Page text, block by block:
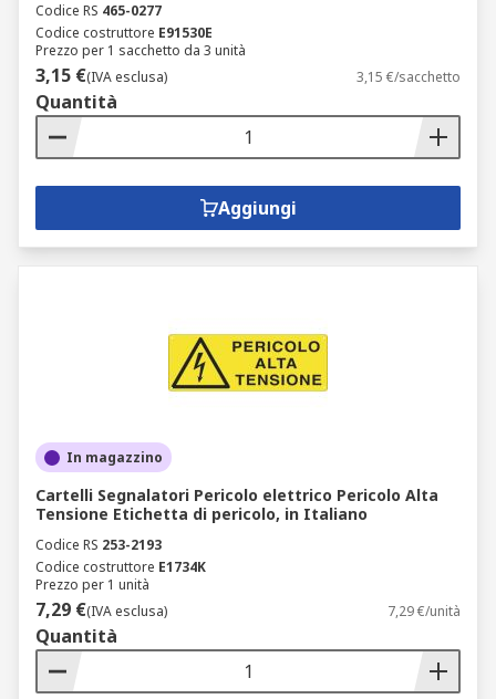
Codice RS 465-0277
Codice costruttore E91530E
Prezzo per 1 sacchetto da 3 unità
3,15 €(IVA esclusa) 3,15 €/sacchetto
Quantità
Aggiungi
In magazzino
Cartelli Segnalatori Pericolo elettrico Pericolo Alta
Tensione Etichetta di pericolo, in Italiano
Codice RS 253-2193
Codice costruttore E1734K
Prezzo per 1 unità
7,29 €(IVA esclusa) 7,29 €/unità
Quantità